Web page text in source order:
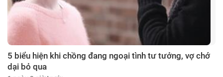
5 biểu hiện khi chồng đang ngoại tình tư tưởng, vợ chớ
dại bỏ qua